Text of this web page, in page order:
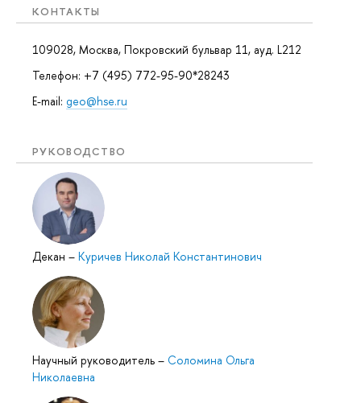
КОНТАКТЫ
109028, Москва, Покровский бульвар 11, ауд. L212
Телефон: +7 (495) 772-95-90*28243
E-mail: geo@hse.ru
РУКОВОДСТВО
Декан – Куричев Николай Константинович
Научный руководитель – Соломина Ольга
Николаевна